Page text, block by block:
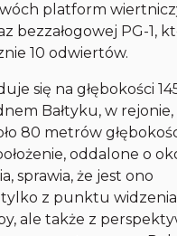
platform
bezzałogowej PG-1,
10 odwiertów.
się na głębokości
Bałtyku, w rejonie,
80 metrów
oddalone o
sprawia, że jest ono
z punktu widzenia
ale także z